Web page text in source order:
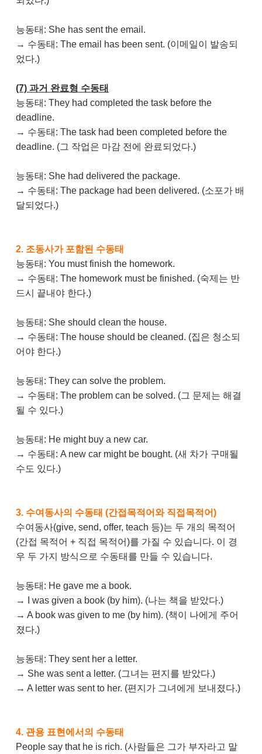
능동태: She has sent the email.
→ 수동태: The email has been sent. (이메일이 발송되
었다.)
(7) 과거 완료형 수동태
능동태: They had completed the task before the
deadline.
→ 수동태: The task had been completed before the
deadline. (그 작업은 마감 전에 완료되었다.)
능동태: She had delivered the package.
→ 수동태: The package had been delivered. (소포가 배
달되었다.)
2. 조동사가 포함된 수동태
능동태: You must finish the homework.
→ 수동태: The homework must be finished. (숙제는 반
드시 끝내야 한다.)
능동태: She should clean the house.
→ 수동태: The house should be cleaned. (집은 청소되
어야 한다.)
능동태: They can solve the problem.
→ 수동태: The problem can be solved. (그 문제는 해결
될 수 있다.)
능동태: He might buy a new car.
→ 수동태: A new car might be bought. (새 차가 구매될
수도 있다.)
3. 수여동사의 수동태 (간접목적어와 직접목적어)
수여동사(give, send, offer, teach 등)는 두 개의 목적어
(간접 목적어 + 직접 목적어)를 가질 수 있습니다. 이 경
우 두 가지 방식으로 수동태를 만들 수 있습니다.
능동태: He gave me a book.
→ I was given a book (by him). (나는 책을 받았다.)
→ A book was given to me (by him). (책이 나에게 주어
졌다.)
능동태: They sent her a letter.
→ She was sent a letter. (그녀는 편지를 받았다.)
→ A letter was sent to her. (편지가 그녀에게 보내졌다.)
4. 관용 표현에서의 수동태
People say that he is rich. (사람들은 그가 부자라고 말